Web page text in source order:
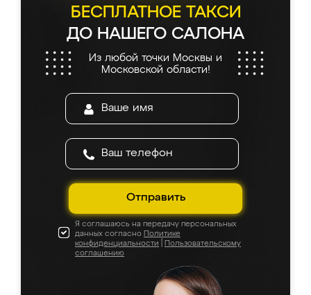
БЕСПЛАТНОЕ ТАКСИ
ДО НАШЕГО САЛОНА
Из любой точки Москвы и
Московской области!
Отправить
Я соглашаюсь на передачу персональных
данных согласно Политике
конфиденциальности
Пользовательскому
соглашению